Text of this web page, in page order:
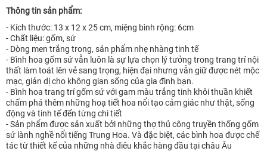
Thông tin sản phẩm:
- Kích thước: 13 x 12 x 25 cm, miệng bình rộng: 6cm
- Chất liệu: gốm, sứ
- Dòng men trắng trong, sản phẩm nhẹ nhàng tinh tế
- Bình hoa gốm sứ vẫn luôn là sự lựa chọn lý tưởng trong trang trí nội
thất làm toát lên vẻ sang trọng, hiện đại nhưng vẫn giữ được nét mộc
mạc, giản dị cho không gian sống của gia đình bạn.
- Bình hoa trang trí gốm sứ với gam màu trắng tinh khôi thuần khiết
chấm phá thêm những hoạ tiết hoa nổi tạo cảm giác như thật, sống
động và tinh tế đến từng chi tiết
- Sản phẩm được sản xuất bởi những thợ thủ công truyền thống gốm
sứ lành nghề nổi tiếng Trung Hoa. Và đặc biệt, các bình hoa được chế
tác từ thiết kế của những nhà điêu khắc hàng đầu tại châu Âu